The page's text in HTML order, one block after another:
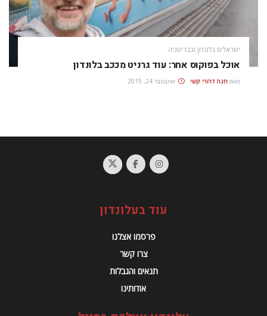
ישראלים בלונדון ובבריטניה
אוכל בפוקוס אחר: עוד גרניט מככב בלונדון
מאת חנה דרורי קשי אוקטובר 24, 2019
עוד בעלונדון
פרסמו אצלנו
צרו קשר
תנאים והגבלות
אודותינו